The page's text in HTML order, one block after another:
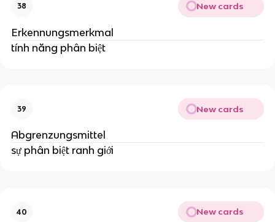
38 New cards
Erkennungsmerkmal
tính năng phân biệt
39 New cards
Abgrenzungsmittel
sự phân biệt ranh giới
40 New cards